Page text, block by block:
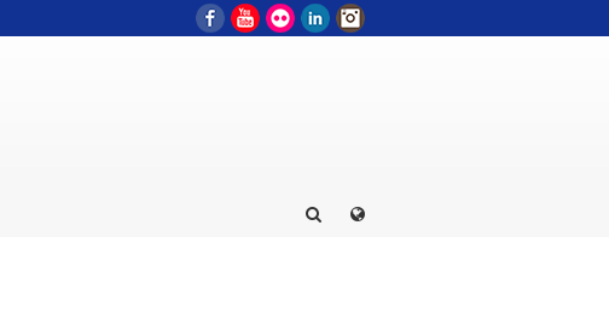
FacebookYouTube
Flickr LinkedIn